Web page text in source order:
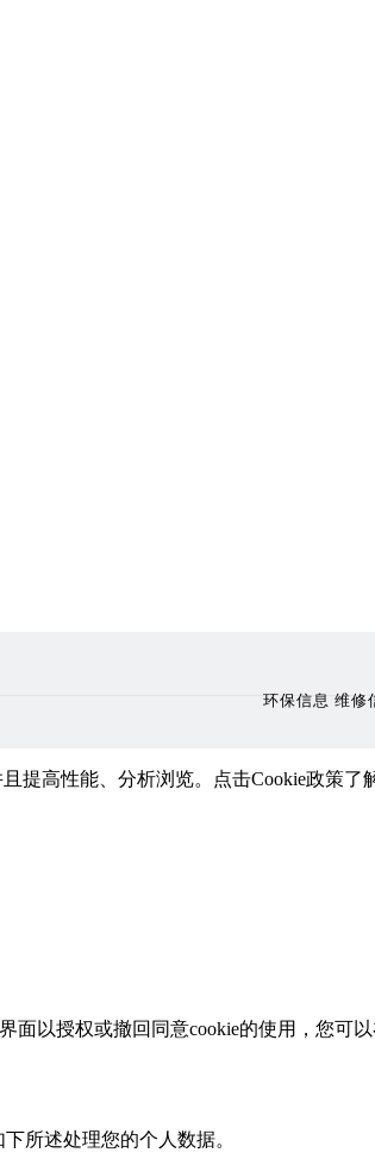
环保信息 维修
且提高性能、分析浏览。点击Cookie政
以授权或撤回同意cookie的使用，您可
所述处理您的个人数据。